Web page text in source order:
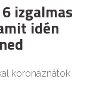
izgalmas
idén
koronáznátok